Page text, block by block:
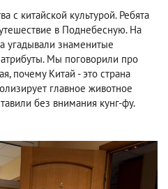
с китайской культурой. Ребята
в Поднебесную. На
угадывали знаменитые
Мы поговорили про
почему Китай - это страна
главное животное
без внимания кунг-фу.